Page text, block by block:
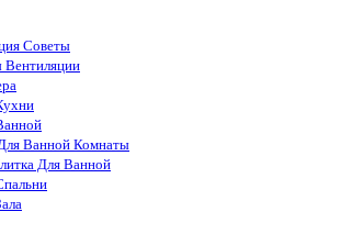
Советы
Ванной Комнаты
Для Ванной